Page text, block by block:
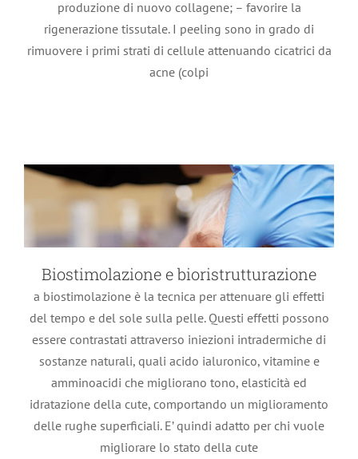
produzione di nuovo collagene; – favorire la
rigenerazione tissutale. I peeling sono in grado di
rimuovere i primi strati di cellule attenuando cicatrici da
acne (colpi
Biostimolazione e bioristrutturazione
Biostimolazione e bioristrutturazione
a biostimolazione è la tecnica per attenuare gli effetti
del tempo e del sole sulla pelle. Questi effetti possono
essere contrastati attraverso iniezioni intradermiche di
sostanze naturali, quali acido ialuronico, vitamine e
amminoacidi che migliorano tono, elasticità ed
idratazione della cute, comportando un miglioramento
delle rughe superficiali. E’ quindi adatto per chi vuole
migliorare lo stato della cute
Fillers